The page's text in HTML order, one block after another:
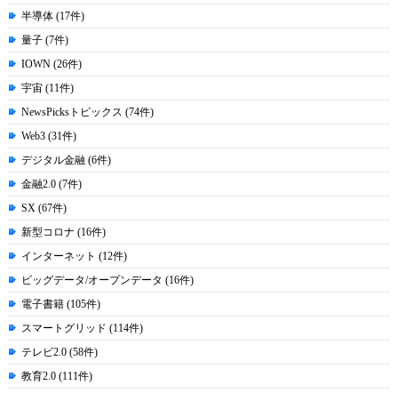
半導体 (17件)
量子 (7件)
IOWN (26件)
宇宙 (11件)
NewsPicksトピックス (74件)
Web3 (31件)
デジタル金融 (6件)
金融2.0 (7件)
SX (67件)
新型コロナ (16件)
インターネット (12件)
ビッグデータ/オープンデータ (16件)
電子書籍 (105件)
スマートグリッド (114件)
テレビ2.0 (58件)
教育2.0 (111件)